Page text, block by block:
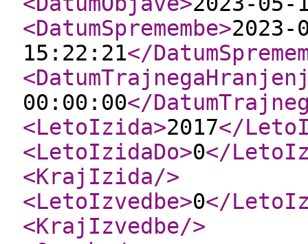
<DatumSpremembe>2023-
15:22:21</
00:00:00</
<LetoIzida>2017</
<LetoIzidaDo>0</
<KrajIzida/>
<LetoIzvedbe>0</
<KrajIzvedbe/>